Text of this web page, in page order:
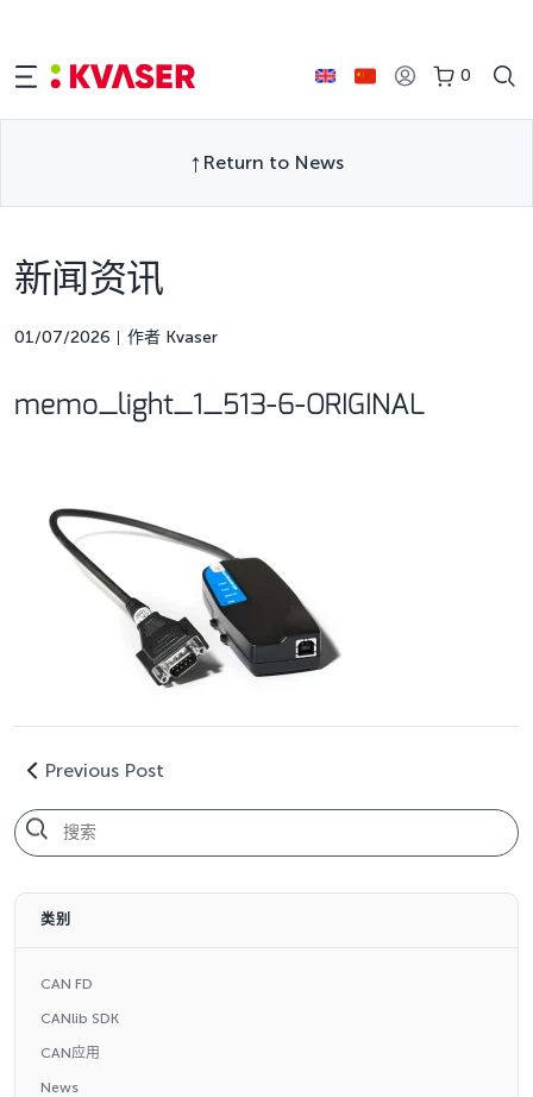
0
Return to News
新闻资讯
01/07/2026 作者 Kvaser
memo_light_1_513-6-ORIGINAL
Previous Post
类别
CAN FD
CANlib SDK
CAN应用
News